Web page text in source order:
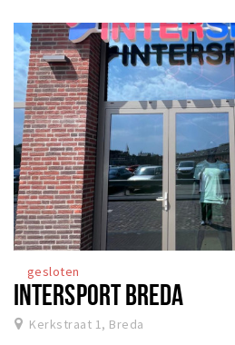
gesloten
INTERSPORT BREDA
Kerkstraat 1, Breda